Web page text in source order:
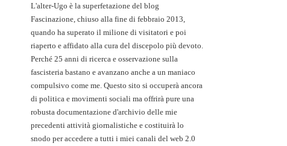
L'alter-Ugo è la superfetazione del blog
Fascinazione, chiuso alla fine di febbraio 2013,
quando ha superato il milione di visitatori e poi
riaperto e affidato alla cura del discepolo più devoto.
Perché 25 anni di ricerca e osservazione sulla
fascisteria bastano e avanzano anche a un maniaco
compulsivo come me. Questo sito si occuperà ancora
di politica e movimenti sociali ma offrirà pure una
robusta documentazione d'archivio delle mie
precedenti attività giornalistiche e costituirà lo
snodo per accedere a tutti i miei canali del web 2.0